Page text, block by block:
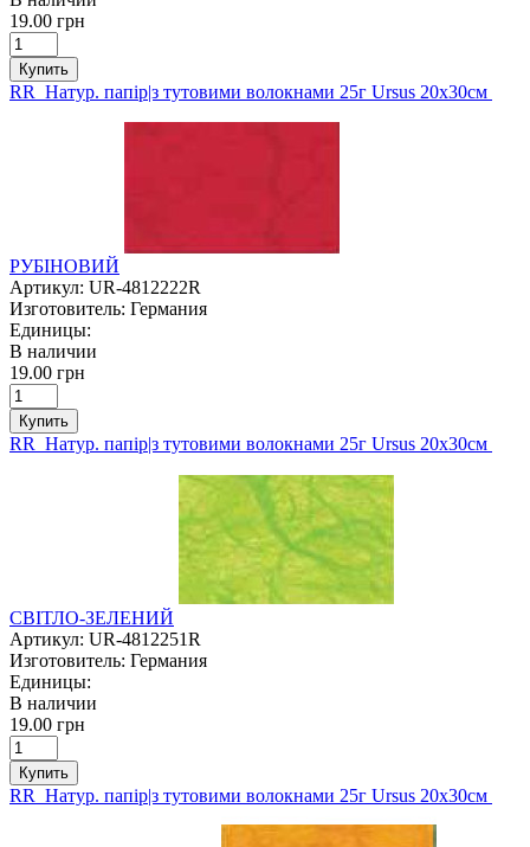
19.00 грн
Купить
RR Натур. папір|з тутовими волокнами 25г Ursus 20х30см
РУБІНОВИЙ
Артикул: UR-4812222R
Изготовитель: Германия
Единицы:
В наличии
19.00 грн
Купить
RR Натур. папір|з тутовими волокнами 25г Ursus 20х30см
СВІТЛО-ЗЕЛЕНИЙ
Артикул: UR-4812251R
Изготовитель: Германия
Единицы:
В наличии
19.00 грн
Купить
RR Натур. папір|з тутовими волокнами 25г Ursus 20х30см